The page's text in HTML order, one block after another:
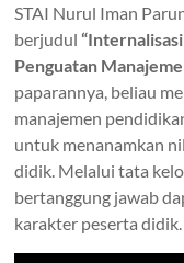
STAI Nurul Iman
berjudul
Penguatan
paparannya, beliau
manajemen
untuk menanamkan
didik. Melalui tata
bertanggung jawab
karakter peserta didik.